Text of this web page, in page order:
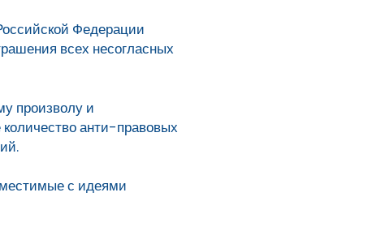
Федерации
всех несогласных
произволу и
количество анти-правовых
с идеями